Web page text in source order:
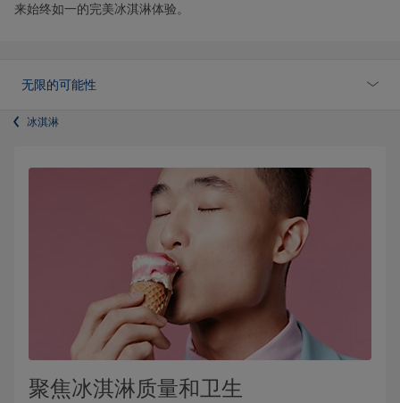
来始终如一的完美冰淇淋体验。
无限的可能性
冰淇淋
聚焦冰淇淋质量和卫生